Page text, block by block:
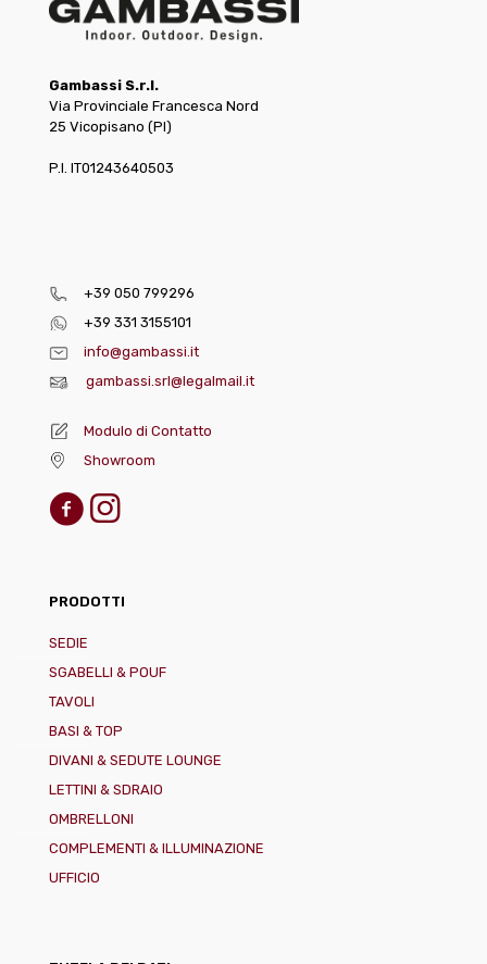
Gambassi S.r.l.
Via Provinciale Francesca Nord
25 Vicopisano (PI)
P.I. IT01243640503
+39 050 799296
+39 331 3155101
info@gambassi.it
gambassi.srl@legalmail.it
Modulo di Contatto
Showroom
PRODOTTI
SEDIE
SGABELLI & POUF
TAVOLI
BASI & TOP
DIVANI & SEDUTE LOUNGE
LETTINI & SDRAIO
OMBRELLONI
COMPLEMENTI & ILLUMINAZIONE
UFFICIO